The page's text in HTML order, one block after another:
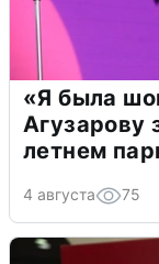
«Я была
Агузарову
летнем
4 августа 75